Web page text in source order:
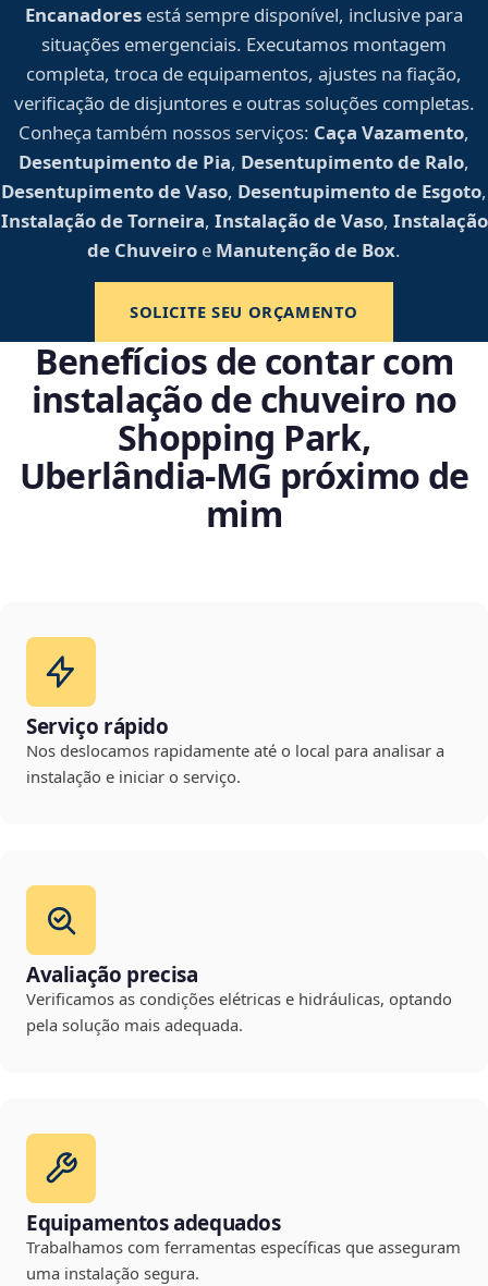
Encanadores está sempre disponível, inclusive para
situações emergenciais. Executamos montagem
completa, troca de equipamentos, ajustes na fiação,
verificação de disjuntores e outras soluções completas.
Conheça também nossos serviços: Caça Vazamento,
Desentupimento de Pia, Desentupimento de Ralo,
Desentupimento de Vaso, Desentupimento de Esgoto,
Instalação de Torneira, Instalação de Vaso, Instalação
de Chuveiro e Manutenção de Box.
SOLICITE SEU ORÇAMENTO
Benefícios de contar com
instalação de chuveiro no
Shopping Park,
Uberlândia‑MG próximo de
mim
Serviço rápido
Nos deslocamos rapidamente até o local para analisar a
instalação e iniciar o serviço.
Avaliação precisa
Verificamos as condições elétricas e hidráulicas, optando
pela solução mais adequada.
Equipamentos adequados
Trabalhamos com ferramentas específicas que asseguram
uma instalação segura.